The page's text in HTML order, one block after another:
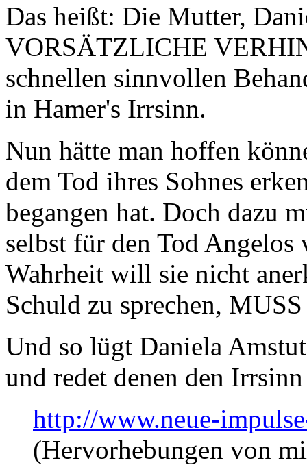
Das heißt: Die Mutter,
VORSÄTZLICHE
schnellen sinnvollen
in Hamer's Irrsinn.
Nun hätte man hoffen
dem Tod ihres Sohnes
begangen hat. Doch dazu
selbst für den Tod
Wahrheit will sie nicht
Schuld zu sprechen,
Und so lügt Daniela
und redet denen den
http://www.neue-
(Hervorhebungen von